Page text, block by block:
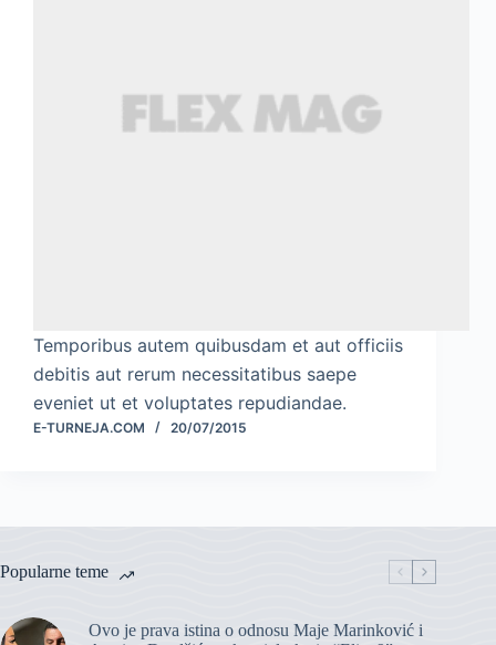
Temporibus autem quibusdam et aut officiis
debitis aut rerum necessitatibus saepe
eveniet ut et voluptates repudiandae.
E-TURNEJA.COM 20/07/2015
Popularne teme
Ovo je prava istina o odnosu Maje Marinković i